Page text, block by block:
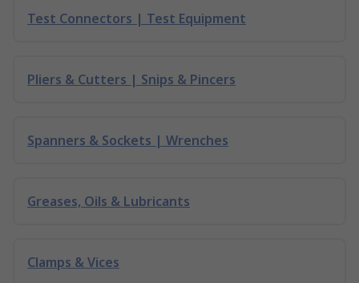
Test Connectors | Test Equipment
Pliers & Cutters | Snips & Pincers
Spanners & Sockets | Wrenches
Greases, Oils & Lubricants
Clamps & Vices